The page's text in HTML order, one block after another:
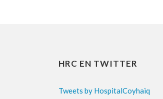
HRC EN TWITTER
Tweets by HospitalCoyhaiq